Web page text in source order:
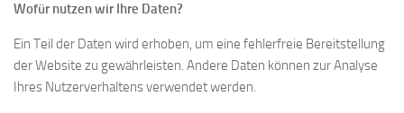
Wofür nutzen wir Ihre Daten?
Ein Teil der Daten wird erhoben, um eine fehlerfreie Bereitstellung
der Website zu gewährleisten. Andere Daten können zur Analyse
Ihres Nutzerverhaltens verwendet werden.